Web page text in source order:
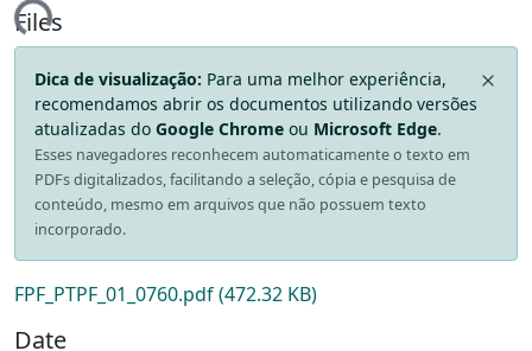
Files
Dica de visualização: Para uma melhor experiência,
recomendamos abrir os documentos utilizando versões
atualizadas do Google Chrome ou Microsoft Edge.
Esses navegadores reconhecem automaticamente o texto em
PDFs digitalizados, facilitando a seleção, cópia e pesquisa de
conteúdo, mesmo em arquivos que não possuem texto
incorporado.
FPF_PTPF_01_0760.pdf(472.32 KB)
Date